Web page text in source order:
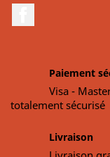
Paiement
Visa -
totalement sécurisé
Livraison